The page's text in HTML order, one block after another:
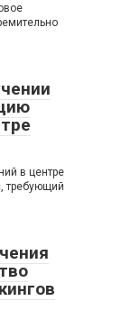
в центре
требующий